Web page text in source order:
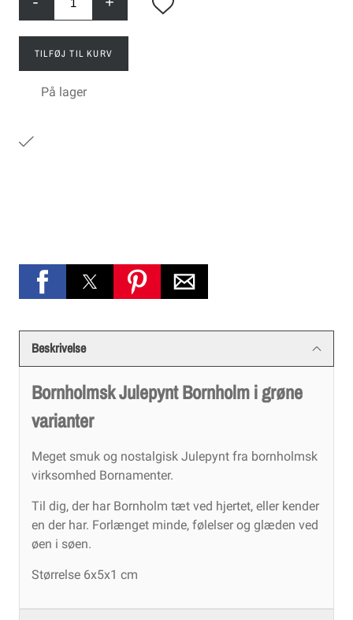
TILFØJ TIL KURV
På lager
Beskrivelse
Bornholmsk Julepynt Bornholm i grøne
varianter
Meget smuk og nostalgisk Julepynt fra bornholmsk
virksomhed Bornamenter.
Til dig, der har Bornholm tæt ved hjertet, eller kender
en der har. Forlænget minde, følelser og glæden ved
øen i søen.
Størrelse 6x5x1 cm